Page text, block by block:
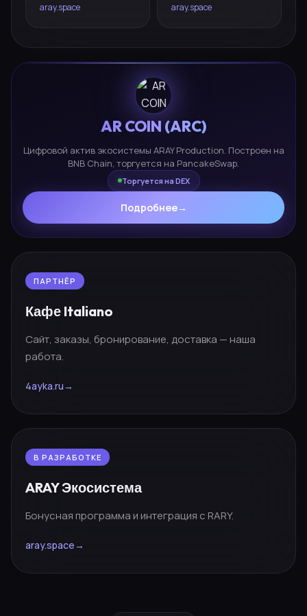
aray.space aray.space
AR COIN (ARC)
Цифровой актив экосистемы ARAY Production. Построен на
BNB Chain, торгуется на PancakeSwap.
Торгуется на DEX
Подробнее→
ПАРТНЁР
Кафе Italiano
Сайт, заказы, бронирование, доставка — наша
работа.
4ayka.ru→
В РАЗРАБОТКЕ
ARAY Экосистема
Бонусная программа и интеграция с RARY.
aray.space→